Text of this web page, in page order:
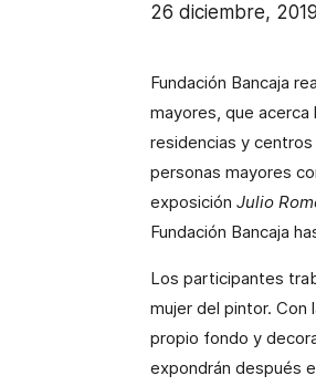
26 diciembre, 2019
Fundación Bancaja
mayores, que acerca
residencias y
personas mayores
exposición Julio
Fundación Bancaja
Los participantes
mujer del pintor. Con
propio fondo y
expondrán después